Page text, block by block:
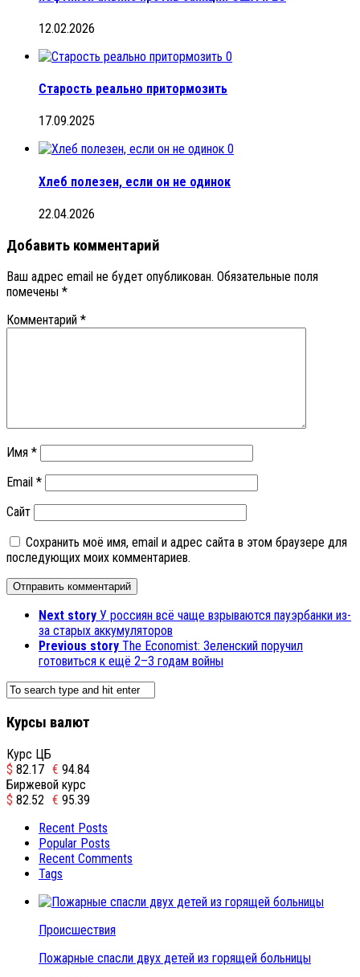
12.02.2026
0
Старость реально притормозить
17.09.2025
0
Хлеб полезен, если он не одинок
22.04.2026
Добавить комментарий
Ваш адрес email не будет опубликован. Обязательные поля
помечены *
Комментарий *
Имя *
Email *
Сайт
Сохранить моё имя, email и адрес сайта в этом браузере для
последующих моих комментариев.
Next story У россиян всё чаще взрываются пауэрбанки из-
за старых аккумуляторов
Previous story The Economist: Зеленский поручил
готовиться к ещё 2–3 годам войны
Курсы валют
Курс ЦБ
$ 82.17 € 94.84
Биржевой курс
$ 82.52 € 95.39
Recent Posts
Popular Posts
Recent Comments
Tags
Происшествия
Пожарные спасли двух детей из горящей больницы